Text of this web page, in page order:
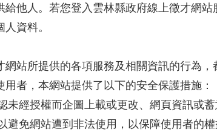
他人。若您登入雲林縣政府線上徵才網
資料。
站所提供的各項服務及相關資訊的行為
者，本網站提供了以下的安全保護措施：
經授權而企圖上載或更改、網頁資訊或蓄
免網站遭到非法使用，以保障使用者的權